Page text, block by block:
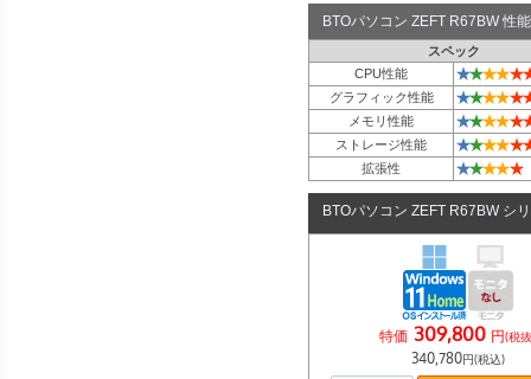
BTOパソコン ZEFT R67BW 性
スペック
CPU性能
★★★★★
グラフィック性能 ★★★★★
メモリ性能 ★★★★★
ストレージ性能 ★★★★★
拡張性 ★★★★★
BTOパソコン ZEFT R67BW シ
特価 309,800 円(税
340,780円(税込)